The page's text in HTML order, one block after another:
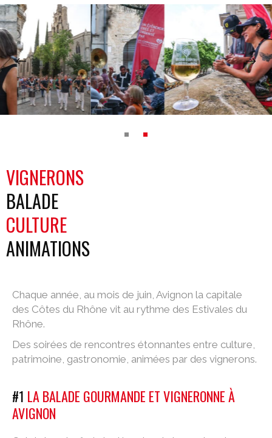
VIGNERONS
BALADE
CULTURE
ANIMATIONS
Chaque année, au mois de juin, Avignon la capitale
des Côtes du Rhône vit au rythme des Estivales du
Rhône.
Des soirées de rencontres étonnantes entre culture,
patrimoine, gastronomie, animées par des vignerons.
#1 LA BALADE GOURMANDE ET VIGNERONNE À
AVIGNON